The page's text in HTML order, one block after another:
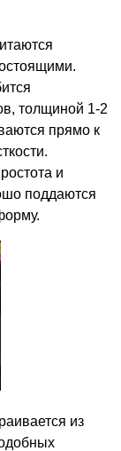
толщиной 1-2
прямо к
и
поддаются
из